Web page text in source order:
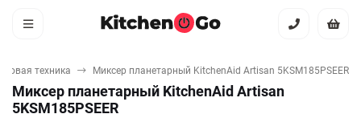
техника Миксер планетарный KitchenAid Artisan 5KSM185PSEER
Миксер планетарный KitchenAid Artisan
5KSM185PSEER